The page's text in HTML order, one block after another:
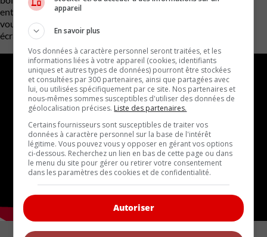
entièrement numérique est offert de série. Malheureusement,
vous devez encore faire avec l’inutile écran tactile jumelé à un
écran central de 12,3 pouces.
appareil
En savoir plus
Vos données à caractère personnel seront traitées, et les
informations liées à votre appareil (cookies, identifiants
uniques et autres types de données) pourront être stockées
et consultées par 300 partenaires, ainsi que partagées avec
lui, ou utilisées spécifiquement par ce site. Nos partenaires et
nous-mêmes sommes susceptibles d'utiliser des données de
géolocalisation précises. Liste des partenaires.
Certains fournisseurs sont susceptibles de traiter vos
données à caractère personnel sur la base de l'intérêt
légitime. Vous pouvez vous y opposer en gérant vos options
ci-dessous. Recherchez un lien en bas de cette page ou dans
le menu du site pour gérer ou retirer votre consentement
dans les paramètres des cookies et de confidentialité.
Autoriser